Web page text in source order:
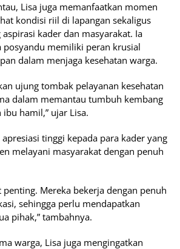
Lisa juga memanfaatkan momen
kondisi riil di lapangan sekaligus
kader dan masyarakat. Ia
posyandu memiliki peran krusial
dalam menjaga kesehatan warga.
ujung tombak pelayanan kesehatan
dalam memantau tumbuh kembang
hamil,” ujar Lisa.
tinggi kepada para kader yang
melayani masyarakat dengan penuh
penting. Mereka bekerja dengan penuh
sehingga perlu mendapatkan
pihak,” tambahnya.
warga, Lisa juga mengingatkan